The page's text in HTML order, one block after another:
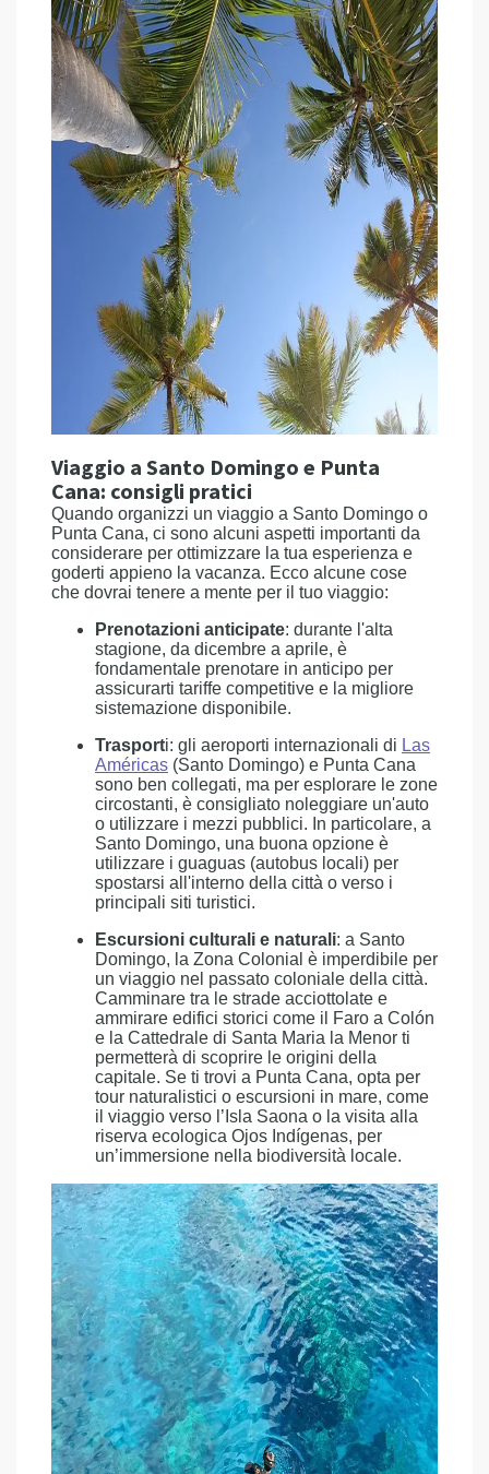
Viaggio a Santo Domingo e Punta
Cana: consigli pratici
Quando organizzi un viaggio a Santo Domingo o
Punta Cana, ci sono alcuni aspetti importanti da
considerare per ottimizzare la tua esperienza e
goderti appieno la vacanza. Ecco alcune cose
che dovrai tenere a mente per il tuo viaggio:
Prenotazioni anticipate: durante l'alta
stagione, da dicembre a aprile, è
fondamentale prenotare in anticipo per
assicurarti tariffe competitive e la migliore
sistemazione disponibile.
Trasporti: gli aeroporti internazionali di Las
Américas (Santo Domingo) e Punta Cana
sono ben collegati, ma per esplorare le zone
circostanti, è consigliato noleggiare un'auto
o utilizzare i mezzi pubblici. In particolare, a
Santo Domingo, una buona opzione è
utilizzare i guaguas (autobus locali) per
spostarsi all'interno della città o verso i
principali siti turistici.
Escursioni culturali e naturali: a Santo
Domingo, la Zona Colonial è imperdibile per
un viaggio nel passato coloniale della città.
Camminare tra le strade acciottolate e
ammirare edifici storici come il Faro a Colón
e la Cattedrale di Santa Maria la Menor ti
permetterà di scoprire le origini della
capitale. Se ti trovi a Punta Cana, opta per
tour naturalistici o escursioni in mare, come
il viaggio verso l’Isla Saona o la visita alla
riserva ecologica Ojos Indígenas, per
un’immersione nella biodiversità locale.